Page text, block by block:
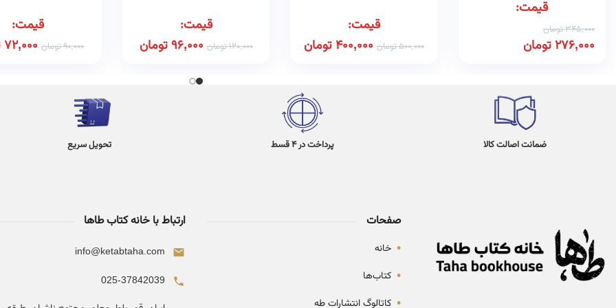
قیمت:
345,000تومان
276,000تومان
قیمت:
500,000تومان 400,000تومان
قیمت:
120,000تومان 96,000تومان
قیمت:
90,000تومان 72,000
ضمانت اصالت کالا پرداخت در 4 قسط تحویل سریع
صفحات
• خانه
• کتاب‌ها
• کاتالوگ انتشارات طه
ارتباط با خانه کتاب طاها
info@ketabtaha.com
025-37842039